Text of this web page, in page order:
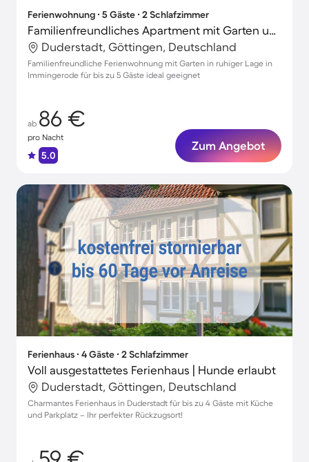
Ferienwohnung ∙ 5 Gäste ∙ 2 Schlafzimmer
Familienfreundliches Apartment mit Garten und Terrasse
Duderstadt, Göttingen, Deutschland
Familienfreundliche Ferienwohnung mit Garten in ruhiger Lage in
Immingerode für bis zu 5 Gäste ideal geeignet
ab 86 €
pro Nacht
5.0
Zum Angebot
Ferienhaus ∙ 4 Gäste ∙ 2 Schlafzimmer
Voll ausgestattetes Ferienhaus | Hunde erlaubt
Duderstadt, Göttingen, Deutschland
Charmantes Ferienhaus in Duderstadt für bis zu 4 Gäste mit Küche
und Parkplatz – Ihr perfekter Rückzugsort!